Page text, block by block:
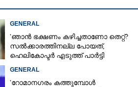
GENERAL
'ഞാൻ ഭക്ഷണം കഴിച്ചതാണോ തെറ്റ്?
സൽക്കാരത്തിനല്ല പോയത്,
ഹെലികോപ്ടർ എടുത്ത് പാർട്ടി
GENERAL
'റോമാനഗരം കത്തുമ്പോൾ